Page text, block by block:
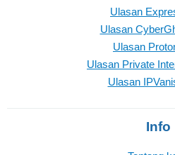
Ulasan
Ulasan
Ulasan
Ulasan Private
Ulasan
Info